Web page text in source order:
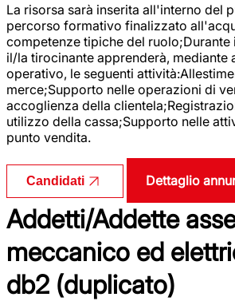
La risorsa sarà inserita all'interno del
percorso formativo finalizzato
competenze tipiche del
il/la tirocinante apprenderà, mediante
operativo, le seguenti
merce;Supporto nelle operazioni di
accoglienza della
utilizzo della cassa;Supporto nelle
punto vendita.
Candidati Dettaglio
Addetti/Addette
meccanico ed
db2 (duplicato)